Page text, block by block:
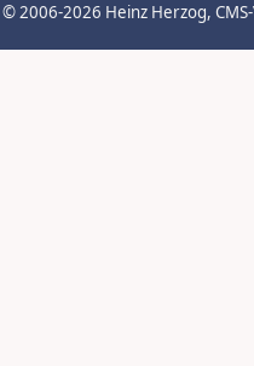
© 2006-2026 Heinz Herzog,